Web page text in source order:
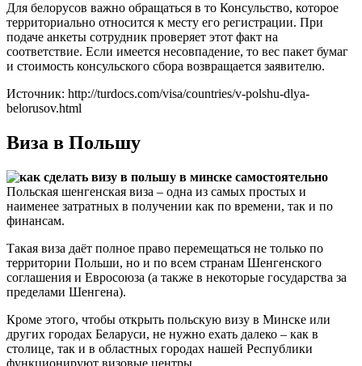
Для белорусов важно обращаться в то Консульство, которое
территориально относится к месту его регистрации. При
подаче анкеты сотрудник проверяет этот факт на
соответствие. Если имеется несовпадение, то вес пакет бумаг
и стоимость консульского сбора возвращается заявителю.
Источник: http://turdocs.com/visa/countries/v-polshu-dlya-
belorusov.html
Виза в Польшу
Польская шенгенская виза – одна из самых простых и
наименее затратных в получении как по времени, так и по
финансам.
Такая виза даёт полное право перемещаться не только по
территории Польши, но и по всем странам Шенгенского
соглашения и Евросоюза (а также в некоторые государства за
пределами Шенгена).
Кроме этого, чтобы открыть польскую визу в Минске или
других городах Беларуси, не нужно ехать далеко – как в
столице, так и в областных городах нашей Республики
функционируют визовые центры.